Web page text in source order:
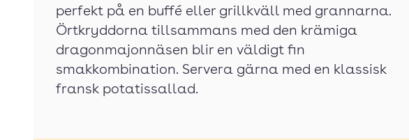
perfekt på en buffé eller grillkväll med grannarna.
Örtkryddorna tillsammans med den krämiga
dragonmajonnäsen blir en väldigt fin
smakkombination. Servera gärna med en klassisk
fransk potatissallad.